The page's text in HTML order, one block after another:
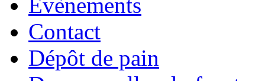
Contact
Dépôt de pain